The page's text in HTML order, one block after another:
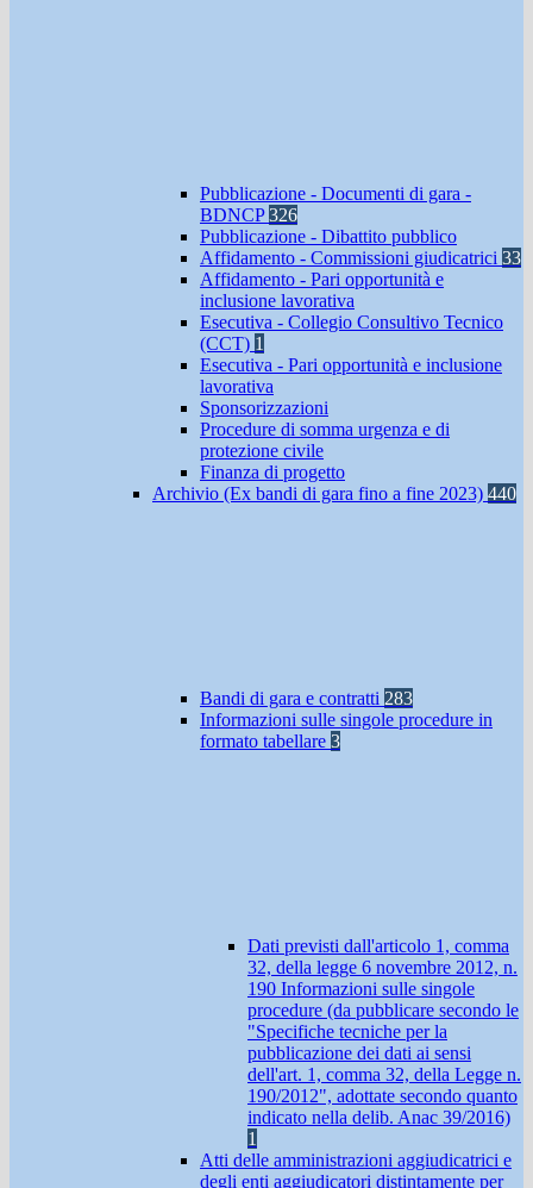
Pubblicazione - Documenti di gara -
BDNCP326
Pubblicazione - Dibattito pubblico
Affidamento - Commissioni giudicatrici 33
Affidamento - Pari opportunità e
inclusione lavorativa
Esecutiva - Collegio Consultivo Tecnico
(CCT) 1
Esecutiva - Pari opportunità e inclusione
lavorativa
Sponsorizzazioni
Procedure di somma urgenza e di
protezione civile
Finanza di progetto
Archivio (Ex bandi di gara fino a fine 2023) 440
Bandi di gara e contratti 283
Informazioni sulle singole procedure in
formato tabellare 3
Dati previsti dall'articolo 1, comma
32, della legge 6 novembre 2012, n.
190 Informazioni sulle singole
procedure (da pubblicare secondo le
"Specifiche tecniche per la
pubblicazione dei dati ai sensi
dell'art. 1, comma 32, della Legge n.
190/2012", adottate secondo quanto
indicato nella delib. Anac 39/2016)
1
Atti delle amministrazioni aggiudicatrici e
degli enti aggiudicatori distintamente per